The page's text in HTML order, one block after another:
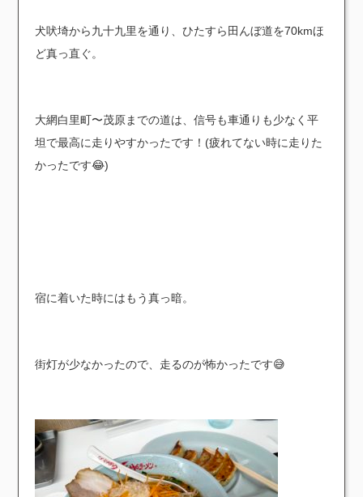
犬吠埼から九十九里を通り、ひたすら田んぼ道を70kmほ
ど真っ直ぐ。
大網白里町〜茂原までの道は、信号も車通りも少なく平
坦で最高に走りやすかったです！(疲れてない時に走りた
かったです😂)
宿に着いた時にはもう真っ暗。
街灯が少なかったので、走るのが怖かったです😅